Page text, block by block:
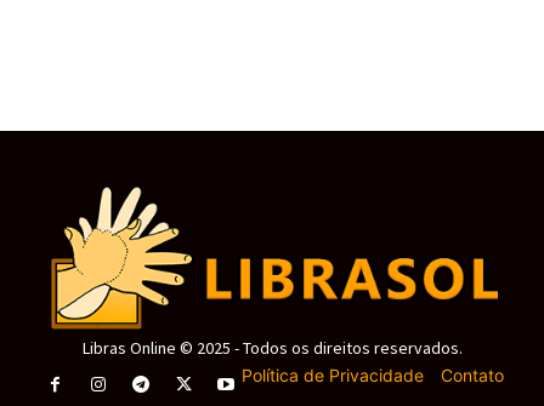
Libras Online © 2025 - Todos os direitos reservados.
Política de Privacidade- Contato